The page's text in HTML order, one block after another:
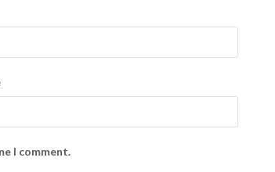
I comment.